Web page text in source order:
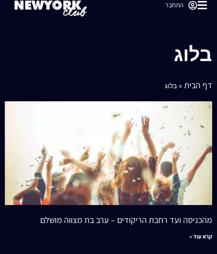
התחבר
בלוג
דף הבית » בלוג
מהכניסה ועד רחבת הריקודים – ערב בת מצווה מושלם
קרא עוד »